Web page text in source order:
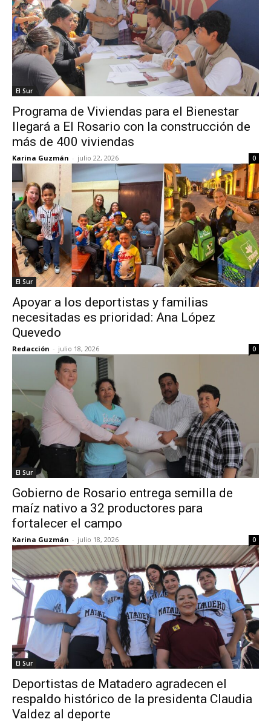
El Sur
Programa de Viviendas para el Bienestar
llegará a El Rosario con la construcción de
más de 400 viviendas
Karina Guzmán - julio 22, 2026 0
El Sur
Apoyar a los deportistas y familias
necesitadas es prioridad: Ana López
Quevedo
Redacción - julio 18, 2026 0
El Sur
Gobierno de Rosario entrega semilla de
maíz nativo a 32 productores para
fortalecer el campo
Karina Guzmán - julio 18, 2026 0
El Sur
Deportistas de Matadero agradecen el
respaldo histórico de la presidenta Claudia
Valdez al deporte